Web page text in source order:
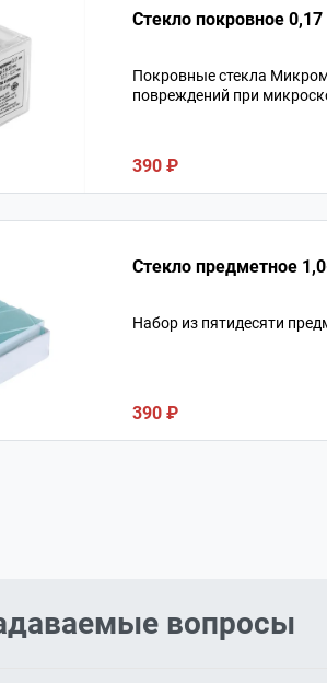
Стекло покровное
Покровные стекла
повреждений при
390 ₽
Стекло предметное
Набор из пятидесяти
390 ₽
вопросы